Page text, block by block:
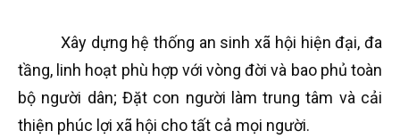
Xây dựng hệ thống an sinh xã hội hiện đại, đa
tầng, linh hoạt phù hợp với vòng đời và bao phủ toàn
bộ người dân; Đặt con người làm trung tâm và cải
thiện phúc lợi xã hội cho tất cả mọi người.